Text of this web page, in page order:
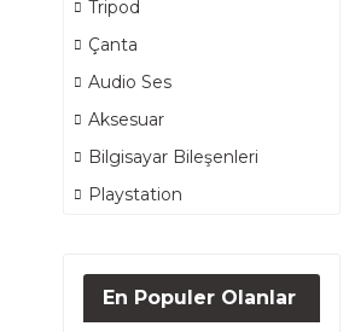
Tripod
Çanta
Audio Ses
Aksesuar
Bilgisayar Bileşenleri
Playstation
En Populer Olanlar